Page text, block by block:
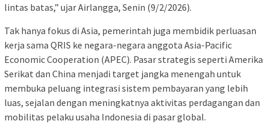
lintas batas,” ujar Airlangga, Senin (9/2/2026).
Tak hanya fokus di Asia, pemerintah juga membidik perluasan
kerja sama QRIS ke negara-negara anggota Asia-Pacific
Economic Cooperation (APEC). Pasar strategis seperti Amerika
Serikat dan China menjadi target jangka menengah untuk
membuka peluang integrasi sistem pembayaran yang lebih
luas, sejalan dengan meningkatnya aktivitas perdagangan dan
mobilitas pelaku usaha Indonesia di pasar global.